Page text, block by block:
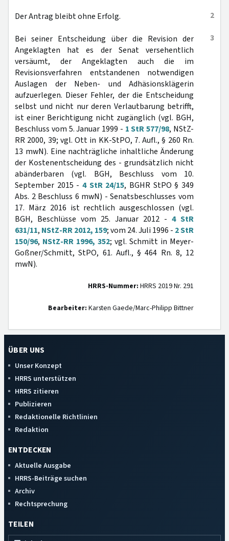
2
Der Antrag bleibt ohne Erfolg.
3
Bei seiner Entscheidung über die Revision der
Angeklagten hat es der Senat versehentlich
versäumt, der Angeklagten auch die im
Revisionsverfahren entstandenen notwendigen
Auslagen der Neben- und Adhäsionsklägerin
aufzuerlegen. Dieser Fehler, der die Entscheidung
selbst und nicht nur deren Verlautbarung betrifft,
ist einer Berichtigung nicht zugänglich (vgl. BGH,
Beschluss vom 5. Januar 1999 - 1 StR 577/98, NStZ-
RR 2000, 39; vgl. Ott in KK-StPO, 7. Aufl., § 260 Rn.
13 mwN). Eine nachträgliche inhaltliche Änderung
der Kostenentscheidung des - grundsätzlich nicht
abänderbaren (vgl. BGH, Beschluss vom 10.
September 2015 - 4 StR 24/15, BGHR StPO § 349
Abs. 2 Beschluss 6 mwN) - Senatsbeschlusses vom
17. März 2016 ist rechtlich ausgeschlossen (vgl.
BGH, Beschlüsse vom 25. Januar 2012 - 4 StR
631/11, NStZ-RR 2012, 159; vom 24. Juli 1996 - 2 StR
150/96, NStZ-RR 1996, 352; vgl. Schmitt in Meyer-
Goßner/Schmitt, StPO, 61. Aufl., § 464 Rn. 8, 12
mwN).
HRRS-Nummer: HRRS 2019 Nr. 291
Bearbeiter: Karsten Gaede/Marc-Philipp Bittner
ÜBER UNS
Unser Konzept
HRRS unterstützen
HRRS zitieren
Publizieren
Redaktionelle Richtlinien
Redaktion
ENTDECKEN
Aktuelle Ausgabe
HRRS-Beiträge suchen
Archiv
Rechtsprechung
TEILEN